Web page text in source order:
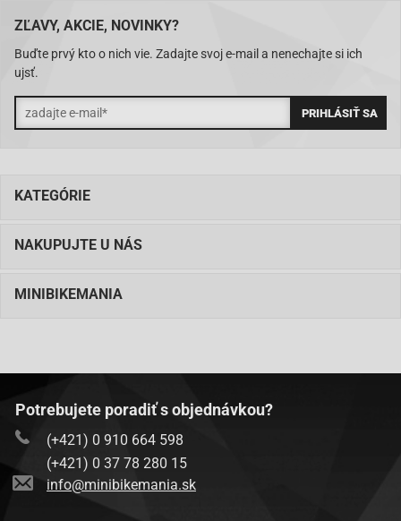
ZĽAVY, AKCIE, NOVINKY?
Buďte prvý kto o nich vie. Zadajte svoj e-mail a nenechajte si ich
ujsť.
KATEGÓRIE
NAKUPUJTE U NÁS
MINIBIKEMANIA
Potrebujete poradiť s objednávkou?
(+421) 0 910 664 598
(+421) 0 37 78 280 15
info@minibikemania.sk